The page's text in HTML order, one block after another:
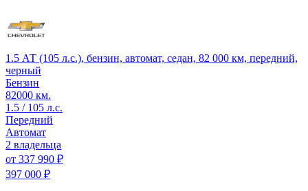
1.5 АТ (105 л.с.), бензин, автомат, седан, 82 000 км, передний,
черный
Бензин
82000 км.
1.5 / 105 л.с.
Передний
Автомат
2 владельца
от 337 990 ₽
397 000 ₽